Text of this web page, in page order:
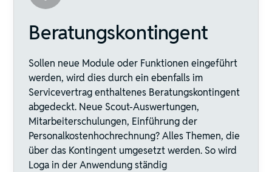
Beratungskontingent
Sollen neue Module oder Funktionen eingeführt
werden, wird dies durch ein ebenfalls im
Servicevertrag enthaltenes Beratungskontingent
abgedeckt. Neue Scout-Auswertungen,
Mitarbeiterschulungen, Einführung der
Personalkostenhochrechnung? Alles Themen, die
über das Kontingent umgesetzt werden. So wird
Loga in der Anwendung ständig